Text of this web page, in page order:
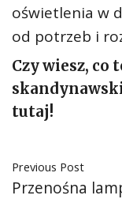
oświetlenia w
od potrzeb i
Czy wiesz, co
tutaj!
Previous Post
Przenośna